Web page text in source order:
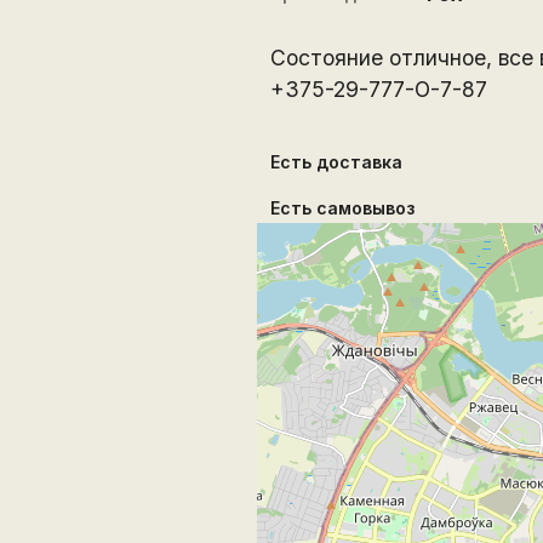
Состояние отличное,
+375-29-777-О-7-87
Есть доставка
Есть самовывоз